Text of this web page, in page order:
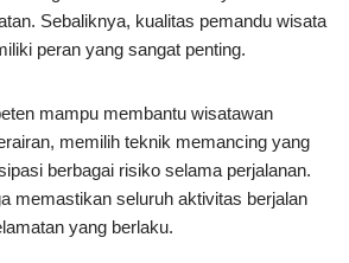
Sebaliknya, kualitas pemandu wisata
peran yang sangat penting.
mampu membantu wisatawan
memilih teknik memancing yang
berbagai risiko selama perjalanan.
memastikan seluruh aktivitas berjalan
yang berlaku.